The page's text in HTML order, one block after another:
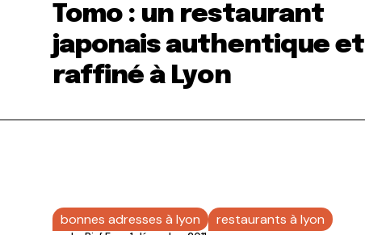
Tomo : un restaurant
japonais authentique et
raffiné à Lyon
bonnes adresses à lyon restaurants à lyon